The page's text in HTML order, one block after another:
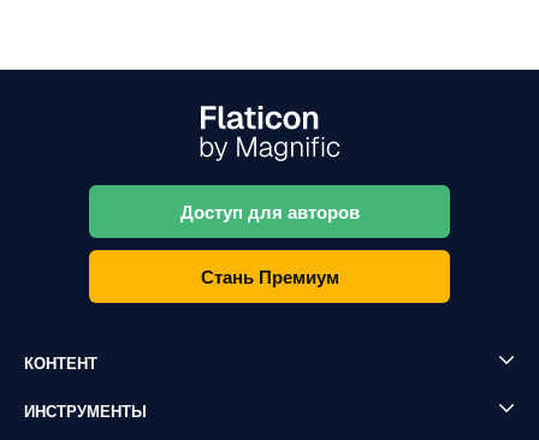
Доступ для авторов
Стань Премиум
КОНТЕНТ
ИНСТРУМЕНТЫ